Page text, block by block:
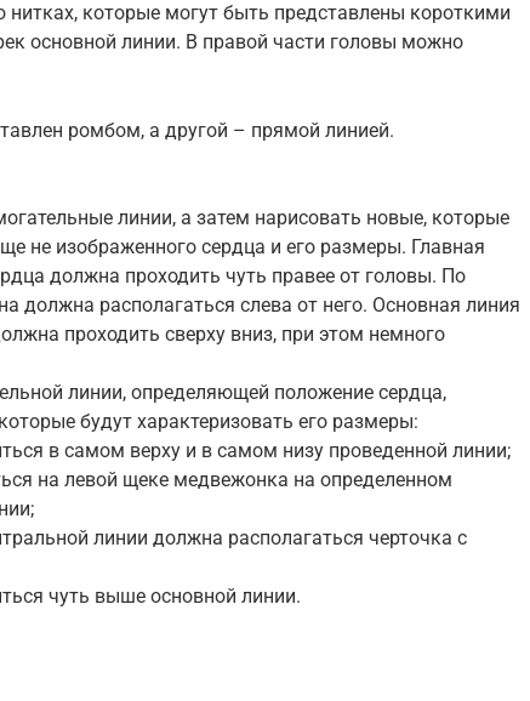
нитках, которые могут быть представлены короткими
основной линии. В правой части головы можно
ромбом, а другой – прямой линией.
линии, а затем нарисовать новые, которые
не изображенного сердца и его размеры. Главная
должна проходить чуть правее от головы. По
располагаться слева от него. Основная линия
проходить сверху вниз, при этом немного
линии, определяющей положение сердца,
будут характеризовать его размеры:
в самом верху и в самом низу проведенной линии;
на левой щеке медвежонка на определенном
линии должна располагаться черточка с
чуть выше основной линии.